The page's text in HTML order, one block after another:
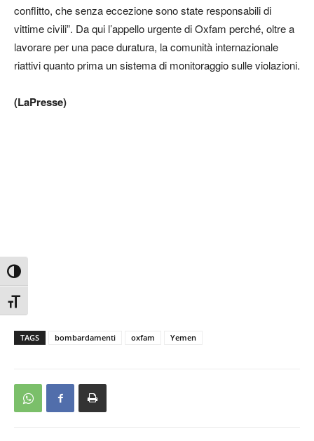
Attiva/disattiva alto contrasto
Attiva/disattiva dimensione testo
conflitto, che senza eccezione sono state responsabili di
vittime civili”. Da qui l’appello urgente di Oxfam perché, oltre a
lavorare per una pace duratura, la comunità internazionale
riattivi quanto prima un sistema di monitoraggio sulle violazioni.
(LaPresse)
TAGS bombardamenti oxfam Yemen